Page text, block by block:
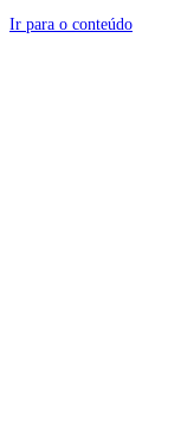
Ir para o conteúdo